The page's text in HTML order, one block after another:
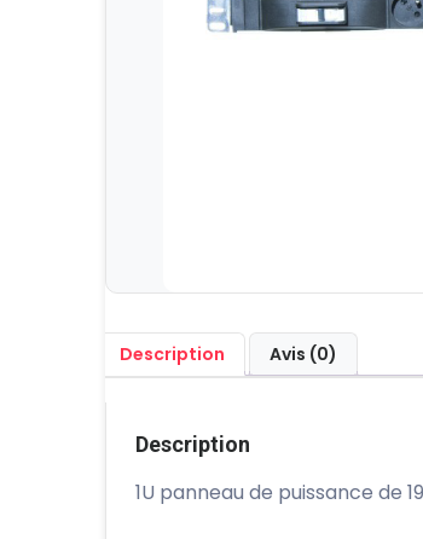
Description Avis (0)
Description
1U panneau de puissance de